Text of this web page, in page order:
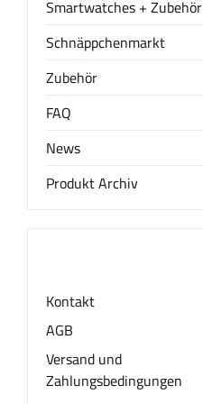
Smartwatches + Zubehör
Schnäppchenmarkt
Zubehör
FAQ
News
Produkt Archiv
Kontakt
AGB
Versand und
Zahlungsbedingungen